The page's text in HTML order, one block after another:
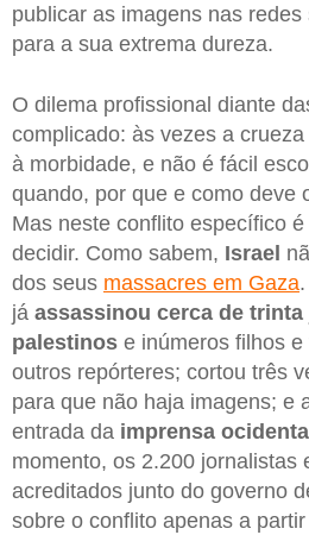
publicar as imagens nas
para a sua extrema dureza.
O dilema profissional diante
complicado: às vezes a
à morbidade, e não é fácil
quando, por que e como deve
Mas neste conflito específico
decidir. Como sabem, Israel
dos seus massacres em Gaza
já assassinou cerca de
palestinos e inúmeros filhos
outros repórteres; cortou três
para que não haja imagens; e
entrada da imprensa
momento, os 2.200 jornalistas
acreditados junto do governo
sobre o conflito apenas a